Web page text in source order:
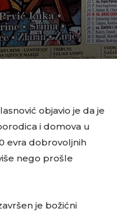
objavio je da je
i domova u
evra dobrovoljnih
nego prošle
je božićni